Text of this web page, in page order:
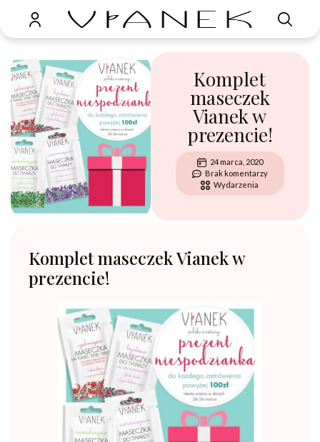
Komplet
maseczek
Vianek w
prezencie!
24 marca, 2020
Brak komentarzy
Wydarzenia
Komplet maseczek Vianek w
prezencie!